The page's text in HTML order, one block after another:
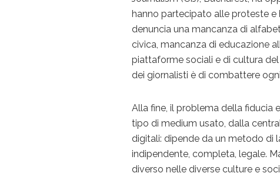
hanno partecipato alle proteste e
denuncia una mancanza di
civica, mancanza di educazione
piattaforme sociali e di cultura
dei giornalisti è di combattere
Alla fine, il problema della fiducia
tipo di medium usato, dalla
digitali: dipende da un metodo di
indipendente, completa, legale.
diverso nelle diverse culture e